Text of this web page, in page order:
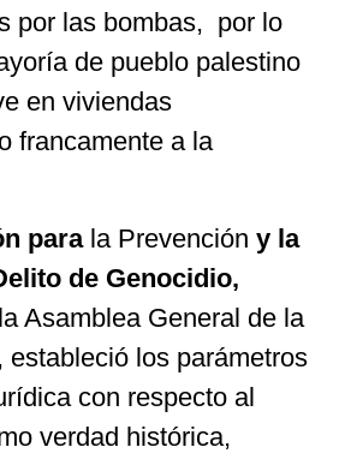
por las bombas, por lo
de pueblo palestino
en viviendas
francamente a la
para la Prevención y la
de Genocidio,
Asamblea General de la
estableció los parámetros
con respecto al
verdad histórica,